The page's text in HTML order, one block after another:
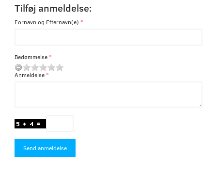
Tilføj anmeldelse:
Fornavn og Efternavn(e)
Bedømmelse
Anmeldelse
Send anmeldelse